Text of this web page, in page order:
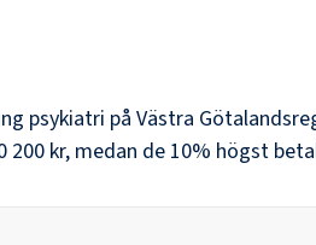
psykiatri på Västra
200 kr, medan de 10% högst